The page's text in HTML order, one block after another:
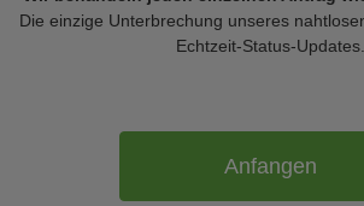
Die einzige Unterbrechung unseres
Echtzeit-Status-Updates.
Anfangen